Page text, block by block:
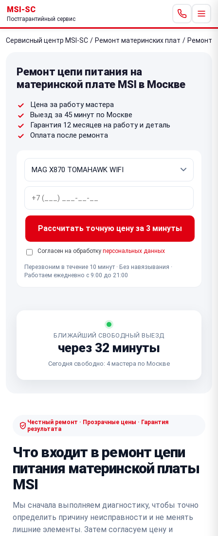
MSI-SC
Постгарантийный сервис
Сервисный центр MSI-SC / Ремонт материнских плат / Ремонт
Ремонт цепи питания на
материнской плате MSI в Москве
Цена за работу мастера
Выезд за 45 минут по Москве
Гарантия 12 месяцев на работу и деталь
Оплата после ремонта
Рассчитать точную цену за 3 минуты
Согласен на обработку персональных данных
Перезвоним в течение 10 минут · Без навязывания ·
Работаем ежедневно с 9:00 до 21:00
БЛИЖАЙШИЙ СВОБОДНЫЙ ВЫЕЗД
через 32 минуты
Сегодня свободно: 4 мастера по Москве
Честный ремонт · Прозрачные цены · Гарантия
результата
Что входит в ремонт цепи
питания материнской платы
MSI
Мы сначала выполняем диагностику, чтобы точно
определить причину неисправности и не менять
лишние элементы. Затем согласуем цену и